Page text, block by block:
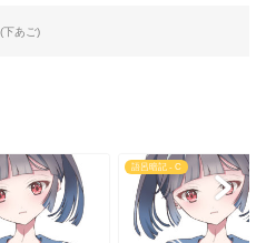
下あご)
語呂暗記 - C